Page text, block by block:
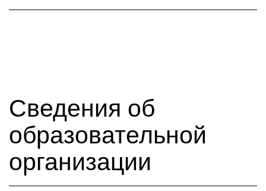
Сведения об
образовательной
организации